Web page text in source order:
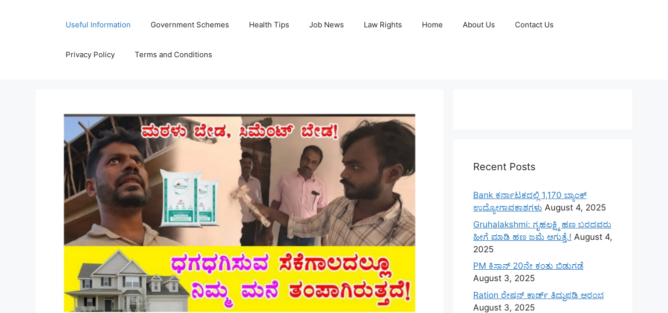
Useful Information Government Schemes Health Tips Job News Law Rights Home About Us Contact Us
Privacy Policy Terms and Conditions
Recent Posts
Bank ಕರ್ನಾಟಕದಲ್ಲಿ 1,170 ಬ್ಯಾಂಕ್
ಉದ್ಯೋಗಾವಕಾಶಗಳು August 4, 2025
Gruhalakshmi: ಗೃಹಲಕ್ಷ್ಮಿ ಹಣ ಬರದವರು
ಹೀಗೆ ಮಾಡಿ ಹಣ ಜಮೆ‌ ಆಗುತ್ತೆ.! August 4,
2025
PM ಕಿಸಾನ್ 20ನೇ ಕಂತು ಬಿಡುಗಡೆ
August 3, 2025
Ration ರೇಷನ್ ಕಾರ್ಡ್ ತಿದ್ದುಪಡಿ ಆರಂಭ
August 3, 2025